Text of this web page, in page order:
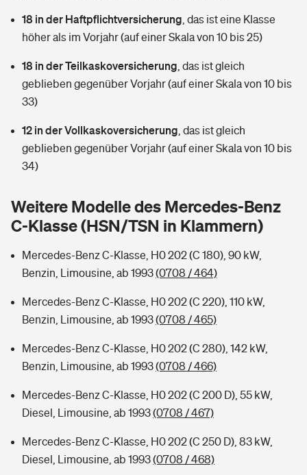
Wer versichert was: Jetzt Versicherer finden
Mietkautionsversicherung
Zur Übersicht
Tools
Wer versichert was: Jetzt Versicherer finden
Sie haben Fragen?
Reiseversicherung
Handyversicherung
Musikinstrumentenversicherung
Zur Übersicht
Tools
Kinderunfall-Check: Mehr Sicherheit für deine Kids
Sie haben Fragen?
Zur Übersicht
Tools
Sie haben Fragen?
18 in der Haftpflichtversicherung das ist eine Klasse
höher als im Vorjahr (auf einer Skala von 10 bis 25)
18 in der Teilkaskoversicherung das ist gleich
geblieben gegenüber Vorjahr (auf einer Skala von 10 bis
33)
12 in der Vollkaskoversicherung das ist gleich
geblieben gegenüber Vorjahr (auf einer Skala von 10 bis
34)
Weitere Modelle des Mercedes-Benz
C-Klasse (HSN/TSN in Klammern)
Mercedes-Benz C-Klasse, H0 202 (C 180), 90 kW,
Benzin, Limousine, ab 1993(0708 / 464)
Mercedes-Benz C-Klasse, H0 202 (C 220), 110 kW,
Benzin, Limousine, ab 1993(0708 / 465)
Mercedes-Benz C-Klasse, H0 202 (C 280), 142 kW,
Benzin, Limousine, ab 1993(0708 / 466)
Mercedes-Benz C-Klasse, H0 202 (C 200 D), 55 kW,
Diesel, Limousine, ab 1993(0708 / 467)
Mercedes-Benz C-Klasse, H0 202 (C 250 D), 83 kW,
Diesel, Limousine, ab 1993(0708 / 468)